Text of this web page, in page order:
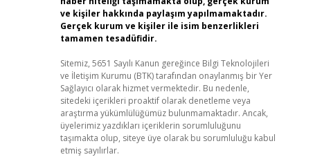
ve kişiler hakkında paylaşım yapılmamaktadır.
Gerçek kurum ve kişiler ile isim benzerlikleri
tamamen tesadüfidir.
Sitemiz, 5651 Sayılı Kanun gereğince Bilgi Teknolojileri
ve İletişim Kurumu (BTK) tarafından onaylanmış bir Yer
Sağlayıcı olarak hizmet vermektedir. Bu nedenle,
sitedeki içerikleri proaktif olarak denetleme veya
araştırma yükümlülüğümüz bulunmamaktadır. Ancak,
üyelerimiz yazdıkları içeriklerin sorumluluğunu
taşımakta olup, siteye üye olarak bu sorumluluğu kabul
etmiş sayılırlar.